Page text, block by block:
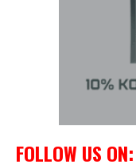
FOLLOW US ON: